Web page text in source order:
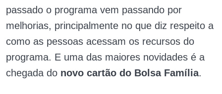
passado o programa vem passando por
melhorias, principalmente no que diz respeito a
como as pessoas acessam os recursos do
programa. E uma das maiores novidades é a
chegada do novo cartão do Bolsa Família.